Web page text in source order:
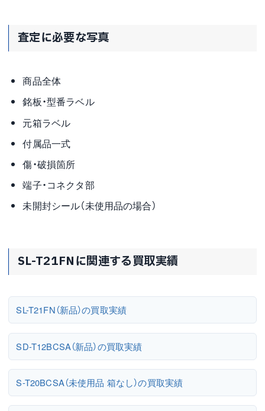
査定に必要な写真
商品全体
銘板・型番ラベル
元箱ラベル
付属品一式
傷・破損箇所
端子・コネクタ部
未開封シール（未使用品の場合）
SL-T21FNに関連する買取実績
SL-T21FN（新品）の買取実績
SD-T12BCSA（新品）の買取実績
S-T20BCSA（未使用品 箱なし）の買取実績